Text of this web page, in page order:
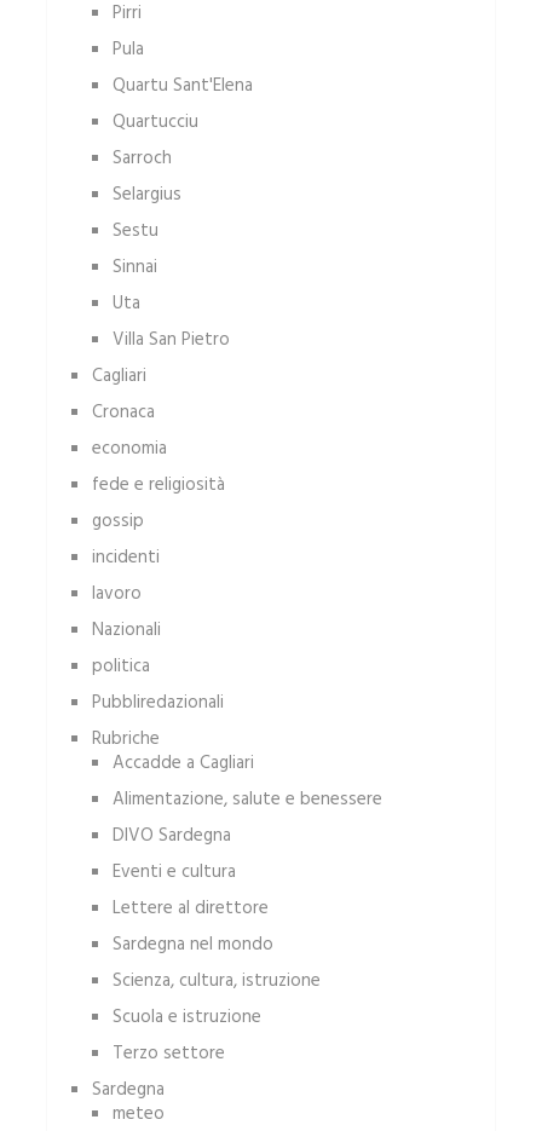
Pirri
Pula
Quartu Sant'Elena
Quartucciu
Sarroch
Selargius
Sestu
Sinnai
Uta
Villa San Pietro
Cagliari
Cronaca
economia
fede e religiosità
gossip
incidenti
lavoro
Nazionali
politica
Pubbliredazionali
Rubriche
Accadde a Cagliari
Alimentazione, salute e benessere
DIVO Sardegna
Eventi e cultura
Lettere al direttore
Sardegna nel mondo
Scienza, cultura, istruzione
Scuola e istruzione
Terzo settore
Sardegna
meteo